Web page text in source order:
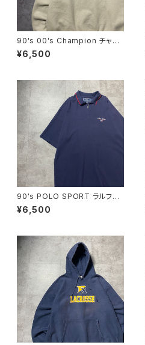
90's 00's Champion チャン
ピオン 刺繍ロゴ ラインリ
ブ ベージュ スウェット トレ
¥6,500
90's POLO SPORT ラルフロ
ーレン ポロスポーツ ハーフ
ジップ 刺繍ワンポイント 鹿
¥6,500